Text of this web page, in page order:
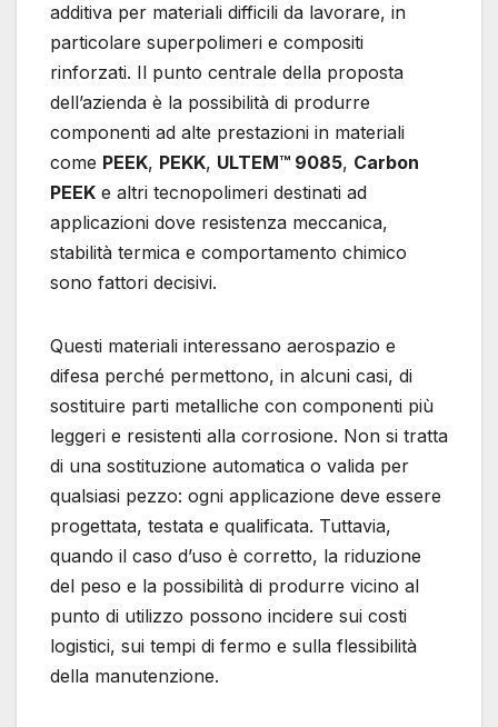
additiva per materiali difficili da lavorare, in
particolare superpolimeri e compositi
rinforzati. Il punto centrale della proposta
dell’azienda è la possibilità di produrre
componenti ad alte prestazioni in materiali
come PEEK, PEKK, ULTEM™ 9085, Carbon
PEEK e altri tecnopolimeri destinati ad
applicazioni dove resistenza meccanica,
stabilità termica e comportamento chimico
sono fattori decisivi.
Questi materiali interessano aerospazio e
difesa perché permettono, in alcuni casi, di
sostituire parti metalliche con componenti più
leggeri e resistenti alla corrosione. Non si tratta
di una sostituzione automatica o valida per
qualsiasi pezzo: ogni applicazione deve essere
progettata, testata e qualificata. Tuttavia,
quando il caso d’uso è corretto, la riduzione
del peso e la possibilità di produrre vicino al
punto di utilizzo possono incidere sui costi
logistici, sui tempi di fermo e sulla flessibilità
della manutenzione.